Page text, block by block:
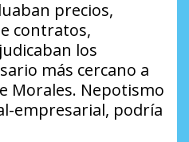
precios,
contratos,
los
más cercano a
Morales. Nepotismo
empresarial, podría